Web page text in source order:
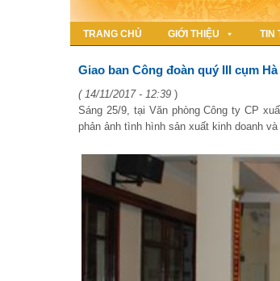
TRANG CHỦ GIỚI THIỆU TIN
Giao ban Công đoàn quý III cụm
( 14/11/2017 - 12:39 )
Sáng 25/9, tại Văn phòng Công ty CP
phản ảnh tình hình sản xuất kinh doanh